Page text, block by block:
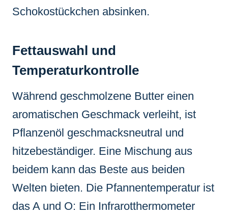
Schokostückchen absinken.
Fettauswahl und
Temperaturkontrolle
Während geschmolzene Butter einen
aromatischen Geschmack verleiht, ist
Pflanzenöl geschmacksneutral und
hitzebeständiger. Eine Mischung aus
beidem kann das Beste aus beiden
Welten bieten. Die Pfannentemperatur ist
das A und O: Ein Infrarotthermometer